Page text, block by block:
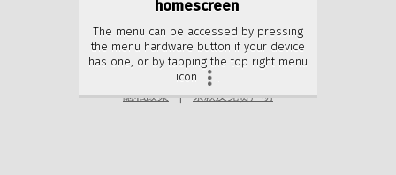
隐私政策 条款及免责声明